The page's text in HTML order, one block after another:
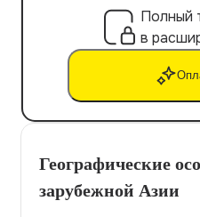
Полный
в
Географические
зарубежной Азии